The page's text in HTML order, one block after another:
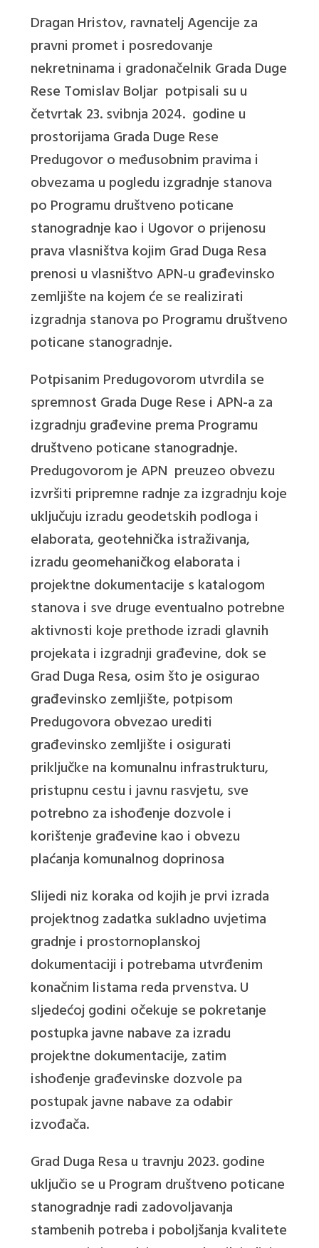
Dragan Hristov, ravnatelj Agencije za
pravni promet i posredovanje
nekretninama i gradonačelnik Grada Duge
Rese Tomislav Boljar potpisali su u
četvrtak 23. svibnja 2024. godine u
prostorijama Grada Duge Rese
Predugovor o međusobnim pravima i
obvezama u pogledu izgradnje stanova
po Programu društveno poticane
stanogradnje kao i Ugovor o prijenosu
prava vlasništva kojim Grad Duga Resa
prenosi u vlasništvo APN-u građevinsko
zemljište na kojem će se realizirati
izgradnja stanova po Programu društveno
poticane stanogradnje.
Potpisanim Predugovorom utvrdila se
spremnost Grada Duge Rese i APN-a za
izgradnju građevine prema Programu
društveno poticane stanogradnje.
Predugovorom je APN preuzeo obvezu
izvršiti pripremne radnje za izgradnju koje
uključuju izradu geodetskih podloga i
elaborata, geotehnička istraživanja,
izradu geomehaničkog elaborata i
projektne dokumentacije s katalogom
stanova i sve druge eventualno potrebne
aktivnosti koje prethode izradi glavnih
projekata i izgradnji građevine, dok se
Grad Duga Resa, osim što je osigurao
građevinsko zemljište, potpisom
Predugovora obvezao urediti
građevinsko zemljište i osigurati
priključke na komunalnu infrastrukturu,
pristupnu cestu i javnu rasvjetu, sve
potrebno za ishođenje dozvole i
korištenje građevine kao i obvezu
plaćanja komunalnog doprinosa
Slijedi niz koraka od kojih je prvi izrada
projektnog zadatka sukladno uvjetima
gradnje i prostornoplanskoj
dokumentaciji i potrebama utvrđenim
konačnim listama reda prvenstva. U
sljedećoj godini očekuje se pokretanje
postupka javne nabave za izradu
projektne dokumentacije, zatim
ishođenje građevinske dozvole pa
postupak javne nabave za odabir
izvođača.
Grad Duga Resa u travnju 2023. godine
uključio se u Program društveno poticane
stanogradnje radi zadovoljavanja
stambenih potreba i poboljšanja kvalitete